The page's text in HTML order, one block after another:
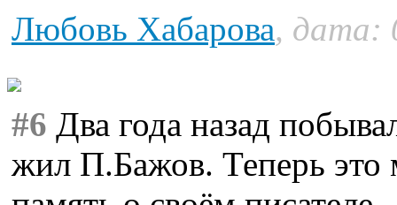
Любовь Хабарова, дата:
#6 Два года назад
жил П.Бажов. Теперь это